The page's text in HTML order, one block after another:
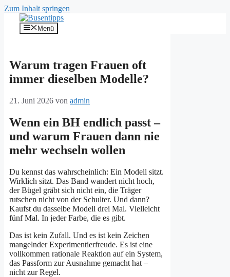
Zum Inhalt springen
Menü
Warum tragen Frauen oft
immer dieselben Modelle?
21. Juni 2026 von admin
Wenn ein BH endlich passt –
und warum Frauen dann nie
mehr wechseln wollen
Du kennst das wahrscheinlich: Ein Modell sitzt.
Wirklich sitzt. Das Band wandert nicht hoch,
der Bügel gräbt sich nicht ein, die Träger
rutschen nicht von der Schulter. Und dann?
Kaufst du dasselbe Modell drei Mal. Vielleicht
fünf Mal. In jeder Farbe, die es gibt.
Das ist kein Zufall. Und es ist kein Zeichen
mangelnder Experimentierfreude. Es ist eine
vollkommen rationale Reaktion auf ein System,
das Passform zur Ausnahme gemacht hat –
nicht zur Regel.